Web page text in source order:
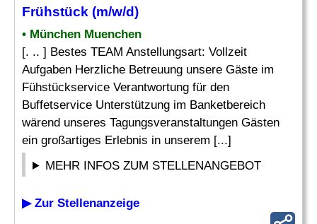
Frühstück (m/w/d)
• München Muenchen
[. .. ] Bestes TEAM Anstellungsart: Vollzeit
Aufgaben Herzliche Betreuung unsere Gäste im
Fühstückservice Verantwortung für den
Buffetservice Unterstützung im Banketbereich
wärend unseres Tagungsveranstaltungen Gästen
ein großartiges Erlebnis in unserem [...]
MEHR INFOS ZUM STELLENANGEBOT
▶ Zur Stellenanzeige